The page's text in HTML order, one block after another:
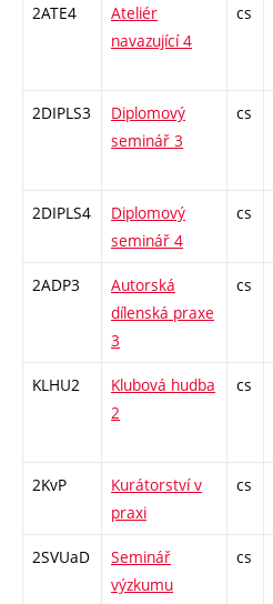
2ATE4
Ateliér
navazující 4
cs
2DIPLS3
Diplomový
seminář 3
cs
2DIPLS4
Diplomový
seminář 4
cs
2ADP3
Autorská
dílenská praxe
3
cs
KLHU2
Klubová hudba
2
cs
2KvP
Kurátorství v
praxi
cs
2SVUaD
Seminář
výzkumu
cs